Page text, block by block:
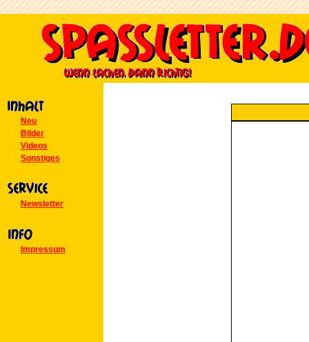
Neu
Bilder
Videos
Sonstiges
Newsletter
Impressum